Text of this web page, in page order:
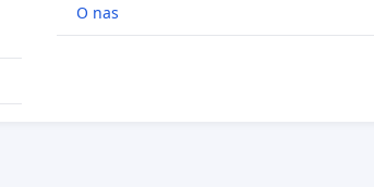
O nas